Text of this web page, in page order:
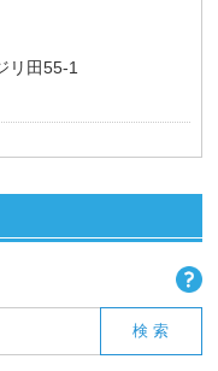
リ田55-1